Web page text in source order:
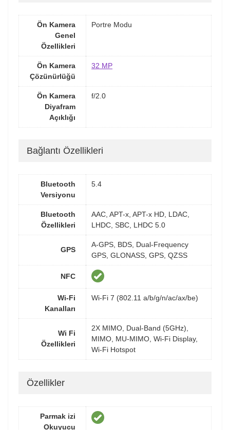
Ön Kamera
Genel
Özellikleri
Portre Modu
Ön Kamera
Çözünürlüğü
32 MP
Ön Kamera
Diyafram
Açıklığı
f/2.0
Bağlantı Özellikleri
Bluetooth
Versiyonu
5.4
Bluetooth
Özellikleri
AAC, APT-x, APT-x HD, LDAC,
LHDC, SBC, LHDC 5.0
GPS
A-GPS, BDS, Dual-Frequency
GPS, GLONASS, GPS, QZSS
NFC
Wi-Fi
Kanalları
Wi-Fi 7 (802.11 a/b/g/n/ac/ax/be)
Wi Fi
Özellikleri
2X MIMO, Dual-Band (5GHz),
MIMO, MU-MIMO, Wi-Fi Display,
Wi-Fi Hotspot
Özellikler
Parmak izi
Okuyucu